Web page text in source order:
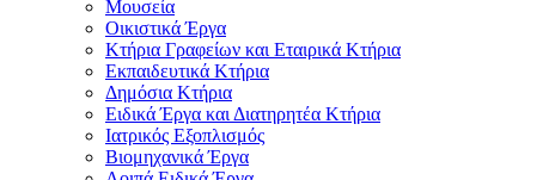
Μουσεία
Οικιστικά Έργα
Κτήρια Γραφείων και Εταιρικά Κτήρια
Εκπαιδευτικά Κτήρια
Δημόσια Κτήρια
Ειδικά Έργα και Διατηρητέα Κτήρια
Ιατρικός Εξοπλισμός
Βιομηχανικά Έργα